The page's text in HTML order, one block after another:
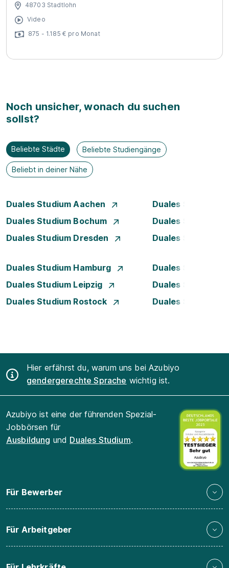
48703 Stadtlohn
Video
875 - 1.185 € pro Monat
Noch unsicher, wonach du suchen
sollst?
Beliebte Städte Beliebte Studiengänge
Beliebt in deiner Nähe
Duales Studium Aachen
Duales Studium
Duales Studium Bochum
Duales Studium
Duales Studium Dresden
Duales Studium
Duales Studium Hamburg
Duales Studium
Duales Studium Leipzig
Duales Studium
Duales Studium Rostock
Duales Studium
Hier erfährst du, warum uns bei Azubiyo
gendergerechte Sprache wichtig ist.
Azubiyo ist eine der führenden Spezial-
Jobbörsen für
Ausbildung und Duales Studium.
Für Bewerber
Für Arbeitgeber